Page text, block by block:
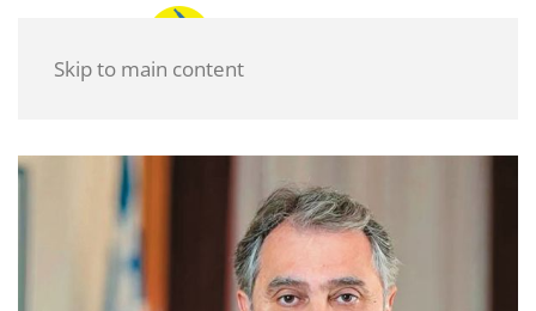
Skip to main content